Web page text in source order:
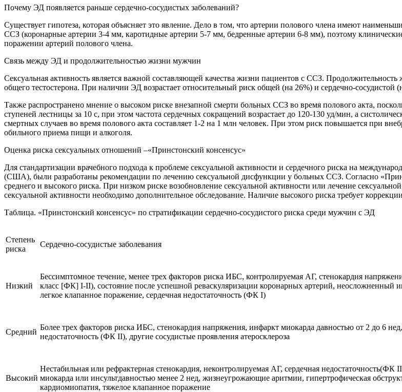
Почему ЭД появляется раньше сердечно-сосудистых заболеваний?
Существует гипотеза, которая объясняет это явление. Дело в том, что артерии полового члена имеют
ССЗ (коронарные артерии 3-4 мм, каротидные артерии 5-7 мм, бедренные артерии 6-8 мм), поэтому
поражении артерий полового члена.
Связь между ЭД и продолжительностью жизни мужчин
Сексуальная активность является важной составляющей качества жизни пациентов с ССЗ.
общего тестостерона. При наличии ЭД возрастает относительный риск общей (на 26%) и сердечно-сосудистой
Также распространено мнение о высоком риске внезапной смерти больных ССЗ во время полового акта,
ступеней лестницы за 10 с, при этом частота сердечных сокращений возрастает до 120-130 уд/мин, а
смертных случаев во время полового акта составляет 1-2 на 1 млн человек. При этом риск повышается при
обильного приема пищи и алкоголя.
Оценка риска сексуальных отношений –«Принстонский консенсус»
Для стандартизации врачебного подхода к проблеме сексуальной активности и сердечного риска на
(США), были разработаны рекомендации по лечению сексуальной дисфункции у больных ССЗ. Согласно
среднего и высокого риска. При низком риске возобновление сексуальной активности или лечение
сексуальной активности необходимо дополнительное обследование. Наличие высокого риска требует
Таблица. «Принстонский консенсус» по стратификации сердечно-сосудистого риска среди мужчин с ЭД
Степень
риска
Сердечно-сосудистые заболевания
Низкий
Бессимптомное течение, менее трех факторов риска ИБС, контролируемая АГ, стенокардия
класс [ФК] I-II), состояние после успешной реваскуляризации коронарных артерий, неосложненный
легкое клапанное поражение, сердечная недостаточность (ФК I)
Средний
Более трех факторов риска ИБС, стенокардия напряжения, инфаркт миокарда давностью от 2 до 6
недостаточность (ФК II), другие сосудистые проявления атеросклероза
Высокий
Нестабильная или рефрактерная стенокардия, неконтролируемая АГ, сердечная недостаточность(ФК
миокарда или инсультдавностью менее 2 нед, жизнеугрожающие аритмии, гипертрофическая
кардиомиопатия, тяжелое клапанное поражение